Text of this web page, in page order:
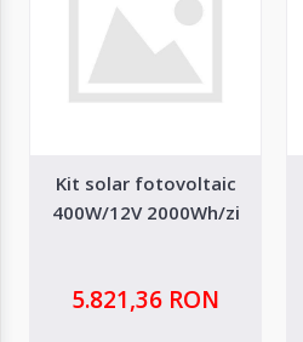
Kit solar fotovoltaic
400W/12V 2000Wh/zi
5.821,36 RON